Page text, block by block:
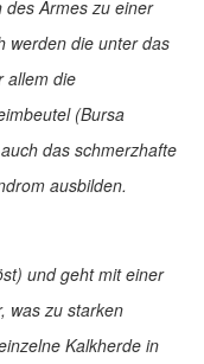
Armes zu einer
werden die unter das
allem die
(Bursa
das schmerzhafte
ausbilden.
und geht mit einer
was zu starken
Kalkherde in